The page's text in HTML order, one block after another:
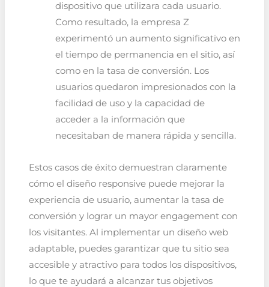
dispositivo que utilizara cada usuario.
Como resultado, la empresa Z
experimentó un aumento significativo en
el tiempo de permanencia en el sitio, así
como en la tasa de conversión. Los
usuarios quedaron impresionados con la
facilidad de uso y la capacidad de
acceder a la información que
necesitaban de manera rápida y sencilla.
Estos casos de éxito demuestran claramente
cómo el diseño responsive puede mejorar la
experiencia de usuario, aumentar la tasa de
conversión y lograr un mayor engagement con
los visitantes. Al implementar un diseño web
adaptable, puedes garantizar que tu sitio sea
accesible y atractivo para todos los dispositivos,
lo que te ayudará a alcanzar tus objetivos